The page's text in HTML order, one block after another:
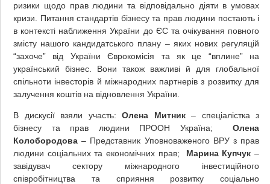
ризики щодо прав людини та відповідально діяти в умовах
кризи. Питання стандартів бізнесу та прав людини постають і
в контексті наближення України до ЄС та очікування повного
змісту нашого кандидатського плану – яких нових регуляцій
“захоче” від України Єврокомісія та як це “вплине” на
український бізнес. Вони також важливі й для глобальної
спільноти інвесторів й міжнародних партнерів з розвитку для
залучення коштів на відновлення України.
В дискусії взяли участь: Олена Митник– спеціалістка з
бізнесу та прав людини ПРООН Україна; Олена
Колобородова – Представник Уповноваженого ВРУ з прав
людини соціальних та економічних прав; Марина Купчук –
завідувач сектору міжнародного інвестиційного
співробітництва та сприяння розвитку соціально